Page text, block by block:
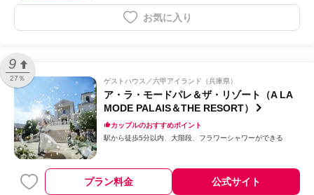
お気に入り
9
27％ ゲストハウス 六甲アイランド（兵庫県）
ア・ラ・モードパレ＆ザ・リゾート（A LA
MODE PALAIS＆THE RESORT）
カップルのおすすめポイント
駅から徒歩5分以内
大階段 フラワーシャワーができる
プラン料金 公式サイト